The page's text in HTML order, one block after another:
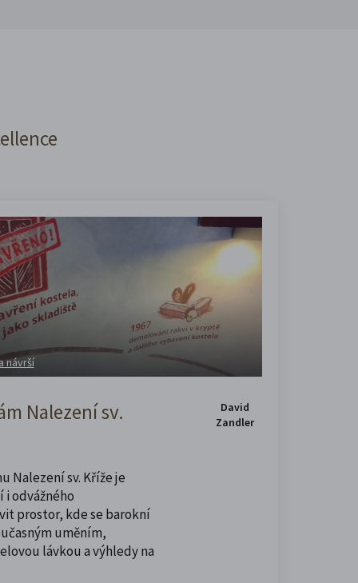
návrší
Nalezení sv.
Nalezení sv. Kříže je
odvážného
prostor, kde se barokní
uměním,
lávkou a výhledy na
David
Zandler